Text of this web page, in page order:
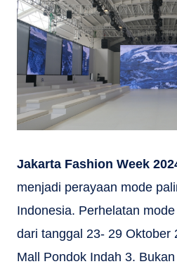
Jakarta Fashion Week
menjadi perayaan mode
Indonesia. Perhelatan
dari tanggal 23- 29 Oktober
Mall Pondok Indah 3.